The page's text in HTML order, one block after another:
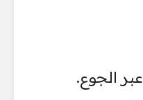
الجوع.